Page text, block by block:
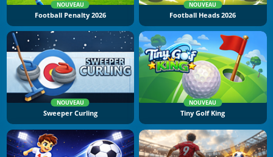
NOUVEAU
Football Penalty 2026
NOUVEAU
Football Heads 2026
NOUVEAU
Sweeper Curling
NOUVEAU
Tiny Golf King